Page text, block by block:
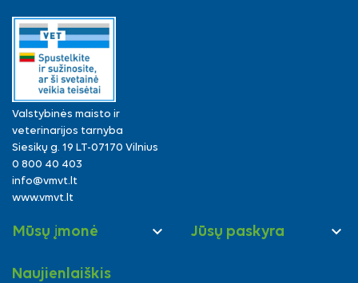
Valstybinės maisto ir
veterinarijos tarnyba
Siesikų g. 19 LT-07170 Vilnius
0 800 40 403
info@vmvt.lt
www.vmvt.lt
Mūsų įmonė  Jūsų paskyra 
Naujienlaiškis